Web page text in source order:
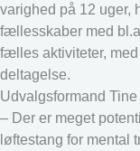
varighed på 12 uger,
fællesskaber med
fælles aktiviteter,
deltagelse.
Udvalgsformand
– Der er meget
løftestang for mental